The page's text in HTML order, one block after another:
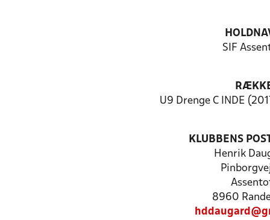
SIF
U9 Drenge C INDE
KLUBBENS
Henrik
8960